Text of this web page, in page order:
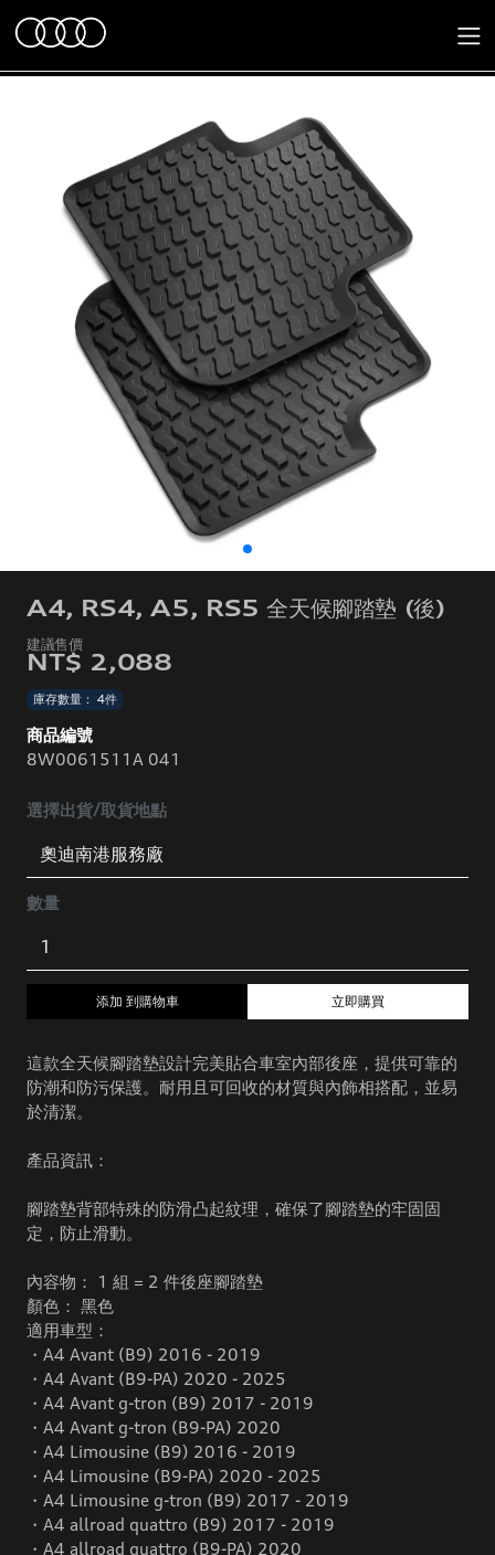
A4, RS4, A5, RS5 全天候腳踏墊 (後)
NT$ 2,088
庫存數量： 4件
商品編號
8W0061511A 041
選擇出貨/取貨地點
數量
添加 到購物車 立即購買
這款全天候腳踏墊設計完美貼合車室內部後座，提供可靠的
防潮和防污保護。耐用且可回收的材質與內飾相搭配，並易
於清潔。
產品資訊：
腳踏墊背部特殊的防滑凸起紋理，確保了腳踏墊的牢固固
定，防止滑動。
內容物： 1 組 = 2 件後座腳踏墊
顏色： 黑色
適用車型：
・A4 Avant (B9) 2016 - 2019
・A4 Avant (B9-PA) 2020 - 2025
・A4 Avant g-tron (B9) 2017 - 2019
・A4 Avant g-tron (B9-PA) 2020
・A4 Limousine (B9) 2016 - 2019
・A4 Limousine (B9-PA) 2020 - 2025
・A4 Limousine g-tron (B9) 2017 - 2019
・A4 allroad quattro (B9) 2017 - 2019
・A4 allroad quattro (B9-PA) 2020